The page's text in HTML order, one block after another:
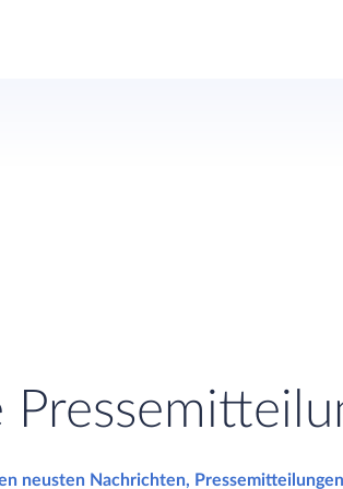
neusten Nachrichten,